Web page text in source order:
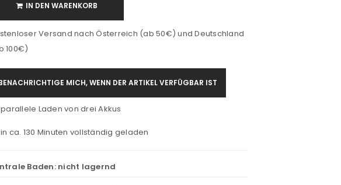
IN DEN WARENKORB
Versand nach Österreich (ab 50€) und Deutschland
100€)
MICH, WENN DER ARTIKEL VERFÜGBAR IST
parallele Laden von drei Akkus
in ca. 130 Minuten vollständig geladen
Baden: nicht lagernd